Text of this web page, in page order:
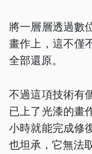
將一層層透過數
畫作上，這不僅
全部還原。
不過這項技術有
已上了光漆的畫
小時就能完成修
也坦承，它無法